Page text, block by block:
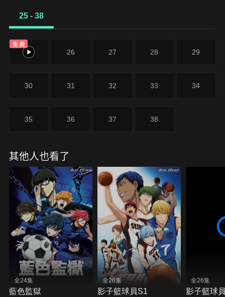
20日本代表隊比賽。繪心宣布將以綜合評價TOP 6的
性測驗。
25 - 38
免費
25 26 27 28 29
30 31 32 33 34
35 36 37 38
其他人也看了
全24集
藍色監獄
全26集
影子籃球員S1
全26集
影子籃球